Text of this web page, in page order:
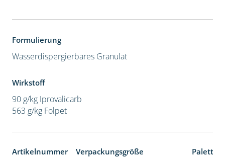
Formulierung
Wasserdispergierbares Granulat
Wirkstoff
90 g/kg Iprovalicarb
563 g/kg Folpet
Artikelnummer Verpackungsgröße